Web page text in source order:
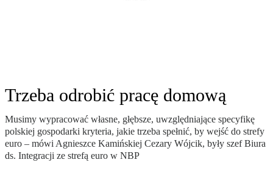
Trzeba odrobić pracę domową
Musimy wypracować własne, głębsze, uwzględniające specyfikę
polskiej gospodarki kryteria, jakie trzeba spełnić, by wejść do strefy
euro – mówi Agnieszce Kamińskiej Cezary Wójcik, były szef Biura
ds. Integracji ze strefą euro w NBP